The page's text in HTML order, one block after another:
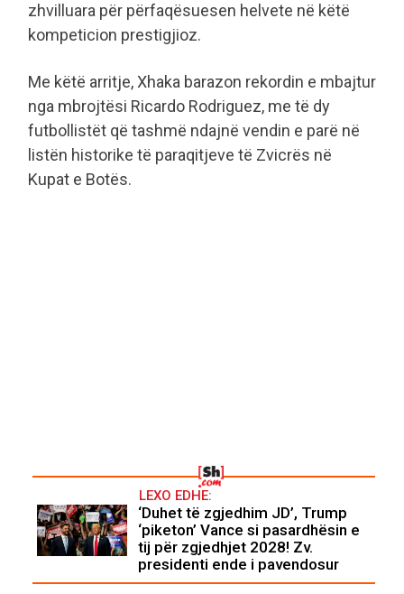
zhvilluara për përfaqësuesen helvete në këtë
kompeticion prestigjioz.
Me këtë arritje, Xhaka barazon rekordin e mbajtur
nga mbrojtësi Ricardo Rodriguez, me të dy
futbollistët që tashmë ndajnë vendin e parë në
listën historike të paraqitjeve të Zvicrës në
Kupat e Botës.
LEXO EDHE:
‘Duhet të zgjedhim JD’, Trump
‘piketon’ Vance si pasardhësin e
tij për zgjedhjet 2028! Zv.
presidenti ende i pavendosur